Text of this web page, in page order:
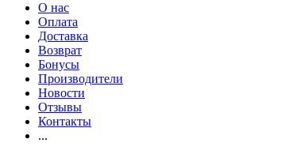
О нас
Оплата
Доставка
Возврат
Бонусы
Производители
Новости
Отзывы
Контакты
...